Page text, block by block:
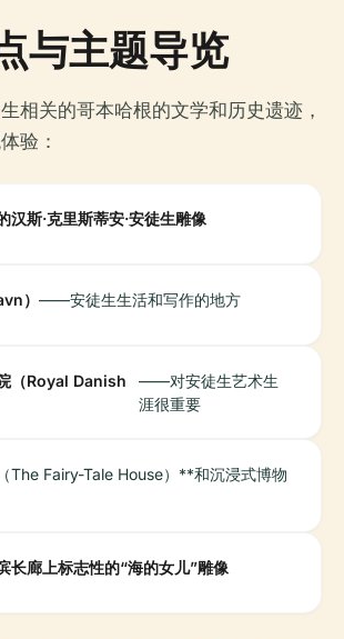
与主题导览
相关的哥本哈根的文学和历史遗迹，
验：
汉斯·克里斯蒂安·安徒生雕像
） ——安徒生生活和写作的地方
（Royal Danish
——对安徒生艺术生
涯很重要
The Fairy-Tale House）**和沉浸式博物
长廊上标志性的“海的女儿”雕像